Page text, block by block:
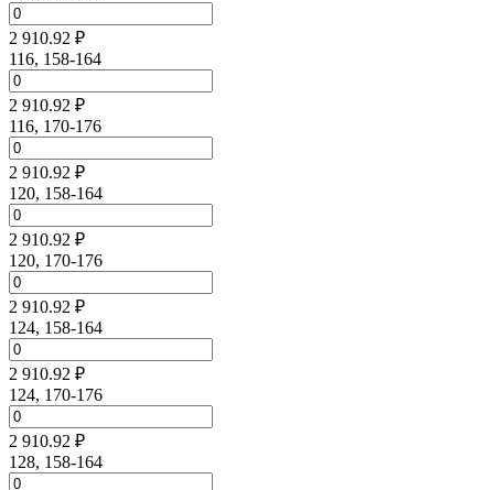
2 910.92 ₽
116, 158-164
2 910.92 ₽
116, 170-176
2 910.92 ₽
120, 158-164
2 910.92 ₽
120, 170-176
2 910.92 ₽
124, 158-164
2 910.92 ₽
124, 170-176
2 910.92 ₽
128, 158-164